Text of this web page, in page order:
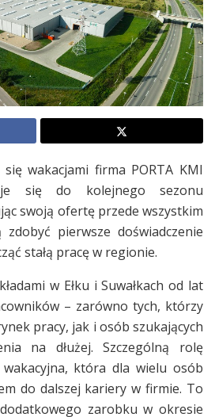
wakacjami firma PORTA KMI
się do kolejnego sezonu
swoją ofertę przede wszystkim
pierwsze doświadczenie
stałą pracę w regionie.
w Ełku i Suwałkach od lat
– zarówno tych, którzy
pracy, jak i osób szukających
na dłużej. Szczególną rolę
która dla wielu osób
do dalszej kariery w firmie. To
zarobku w okresie